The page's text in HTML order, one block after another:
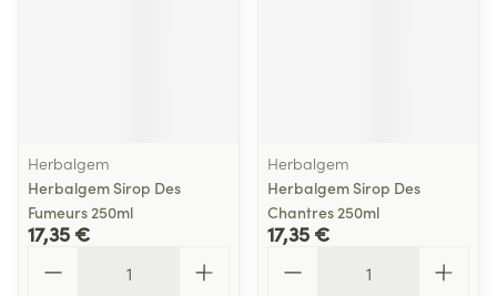
Herbalgem
Herbalgem Sirop Des
Fumeurs 250ml
17,35 €
Herbalgem
Herbalgem Sirop Des
Chantres 250ml
17,35 €